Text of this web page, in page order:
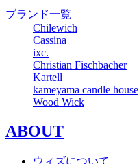
ブランド一覧
Chilewich
Cassina
ixc.
Christian Fischbacher
Kartell
kameyama candle house
Wood Wick
ABOUT
ウィズについて